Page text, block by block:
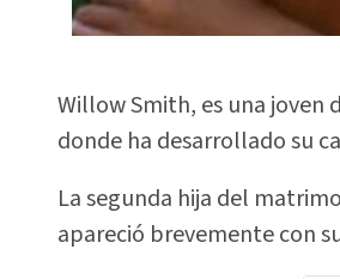
Willow Smith, es una joven
donde ha desarrollado su
La segunda hija del
apareció brevemente con